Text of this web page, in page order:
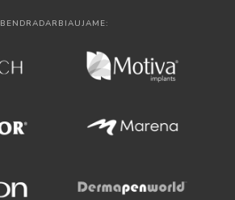
BENDRADARBIAUJAME: